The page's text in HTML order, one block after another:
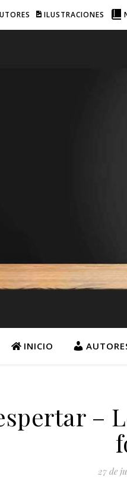
ILUSTRACIONES
INICIO
–
27 de